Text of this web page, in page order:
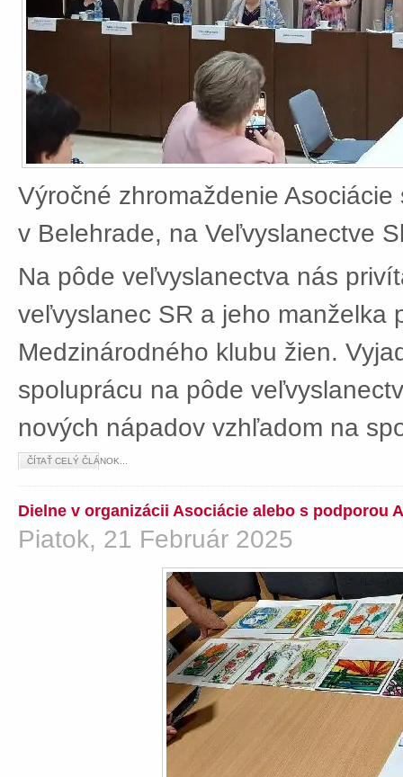
Výročné zhromaždenie
v Belehrade, na Veľvyslanectve
Na pôde veľvyslanectva nás
veľvyslanec SR a jeho manželka
Medzinárodného klubu žien.
spoluprácu na pôde
nových nápadov vzhľadom na
ČÍTAŤ CELÝ ČLÁNOK...
Dielne v organizácii Asociácie alebo s podporou
Piatok, 21 Február 2025